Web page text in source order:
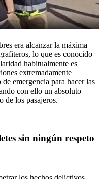
era alcanzar la máxima
lo que es conocido
habitualmente es
extremadamente
emergencia para hacer las
con ello un absoluto
de los pasajeros.
sin ningún respeto